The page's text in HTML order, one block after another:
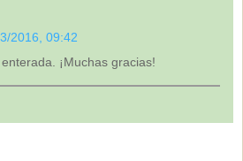
2016, 09:42
¡Muchas gracias!